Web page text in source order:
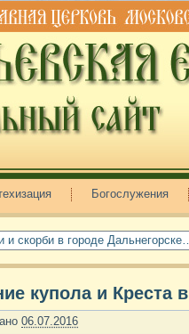
Богослужения
и скорби в городе
купола и Креста
06.07.2016